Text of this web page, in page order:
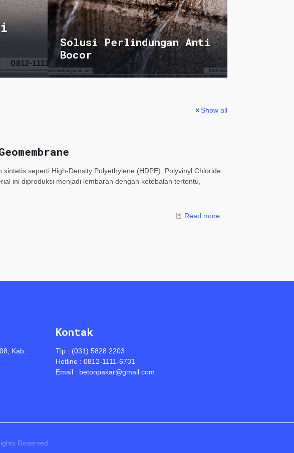
Solusi Perlindungan Anti
Bocor
Show all
seperti High-Density Polyethylene (HDPE), Polyvinyl Chloride
ini diproduksi menjadi lembaran dengan ketebalan tertentu,
Read more
Kab.
Kontak
Tlp : (031) 5828 2203
Hotline : 0812-1111-6731
Email : betonpakar@gmail.com
Reserved